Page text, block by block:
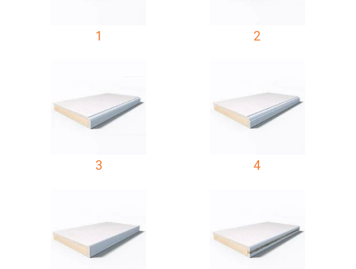
1 2
3 4